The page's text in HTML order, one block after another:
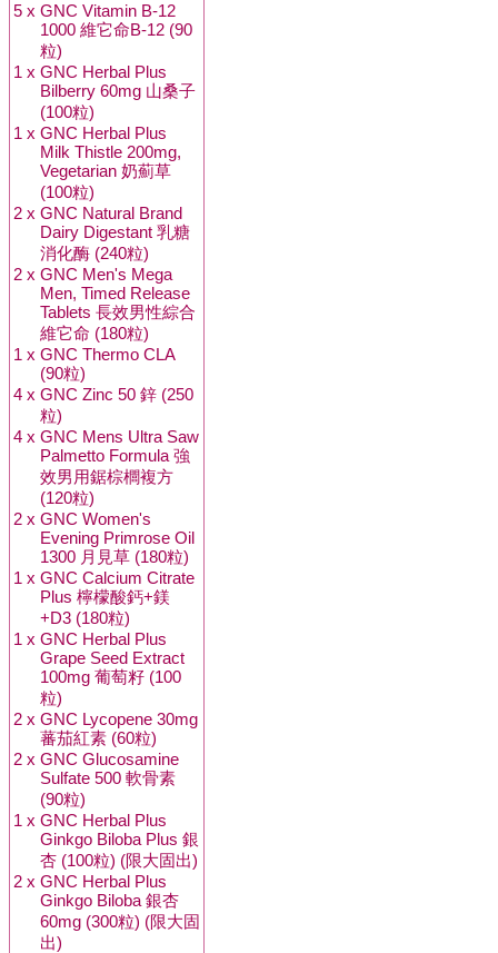
5 x GNC Vitamin B-12
1000 維它命B-12 (90
粒)
1 x GNC Herbal Plus
Bilberry 60mg 山桑子
(100粒)
1 x GNC Herbal Plus
Milk Thistle 200mg,
Vegetarian 奶薊草
(100粒)
2 x GNC Natural Brand
Dairy Digestant 乳糖
消化酶 (240粒)
2 x GNC Men's Mega
Men, Timed Release
Tablets 長效男性綜合
維它命 (180粒)
1 x GNC Thermo CLA
(90粒)
4 x GNC Zinc 50 鋅 (250
粒)
4 x GNC Mens Ultra Saw
Palmetto Formula 強
效男用鋸棕櫚複方
(120粒)
2 x GNC Women's
Evening Primrose Oil
1300 月見草 (180粒)
1 x GNC Calcium Citrate
Plus 檸檬酸鈣+鎂
+D3 (180粒)
1 x GNC Herbal Plus
Grape Seed Extract
100mg 葡萄籽 (100
粒)
2 x GNC Lycopene 30mg
蕃茄紅素 (60粒)
2 x GNC Glucosamine
Sulfate 500 軟骨素
(90粒)
1 x GNC Herbal Plus
Ginkgo Biloba Plus 銀
杏 (100粒) (限大固出)
2 x GNC Herbal Plus
Ginkgo Biloba 銀杏
60mg (300粒) (限大固
出)